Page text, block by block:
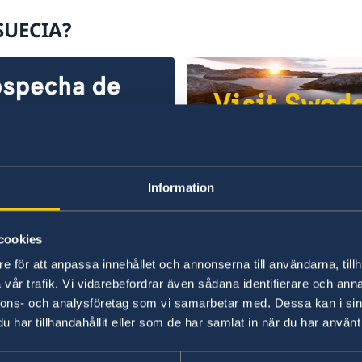
Information
för att anpassa innehållet och annonserna till användarna,
trafik. Vi vidarebefordrar även sådana identifierare och
och analysföretag som vi samarbetar med. Dessa kan i
har tillhandahållit eller som de har samlat in när du har
de
quejas o sospechas de
con las actividades del
exterior, puede
al Ministerio de
Exteriores de Suecia.
¡Le damos la
a Suecia!
Suecia sobre turismo y
Leer más